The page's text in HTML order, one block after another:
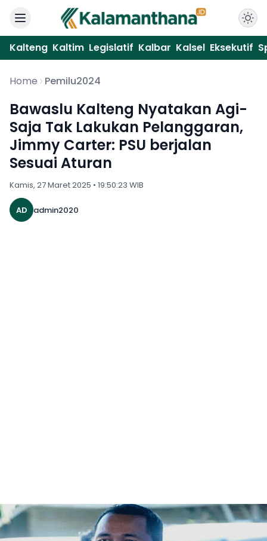
Kalteng Kaltim Legislatif Kalbar Kalsel Eksekutif
Home Pemilu2024
Bawaslu Kalteng Nyatakan Agi-
Saja Tak Lakukan Pelanggaran,
Jimmy Carter: PSU berjalan
Sesuai Aturan
Kamis, 27 Maret 2025 • 19:50:23 WIB
AD admin2020